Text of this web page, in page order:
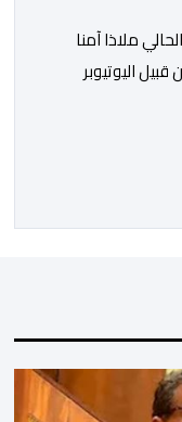
ملاذا آمنا
اليوتيوبر
[…]